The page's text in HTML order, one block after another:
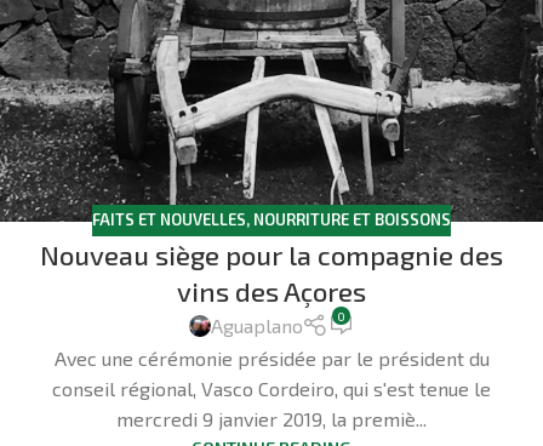
FAITS ET NOUVELLES, NOURRITURE ET BOISSONS
Nouveau siège pour la compagnie des
vins des Açores
Aguaplano 0
Avec une cérémonie présidée par le président du
conseil régional, Vasco Cordeiro, qui s'est tenue le
mercredi 9 janvier 2019, la premiè...